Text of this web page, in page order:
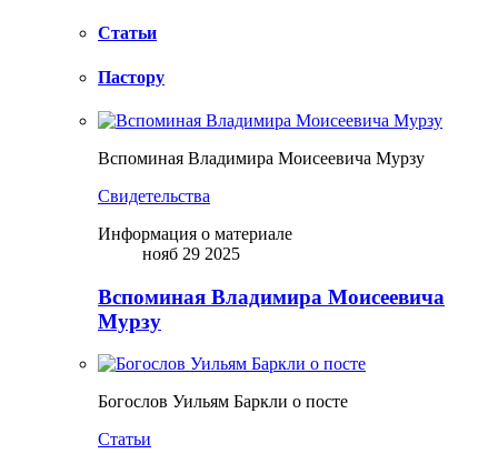
Статьи
Пастору
Вспоминая Владимира Моисеевича Мурзу
Свидетельства
Информация о материале
нояб 29 2025
Вспоминая Владимира Моисеевича
Мурзу
Богослов Уильям Баркли о посте
Статьи